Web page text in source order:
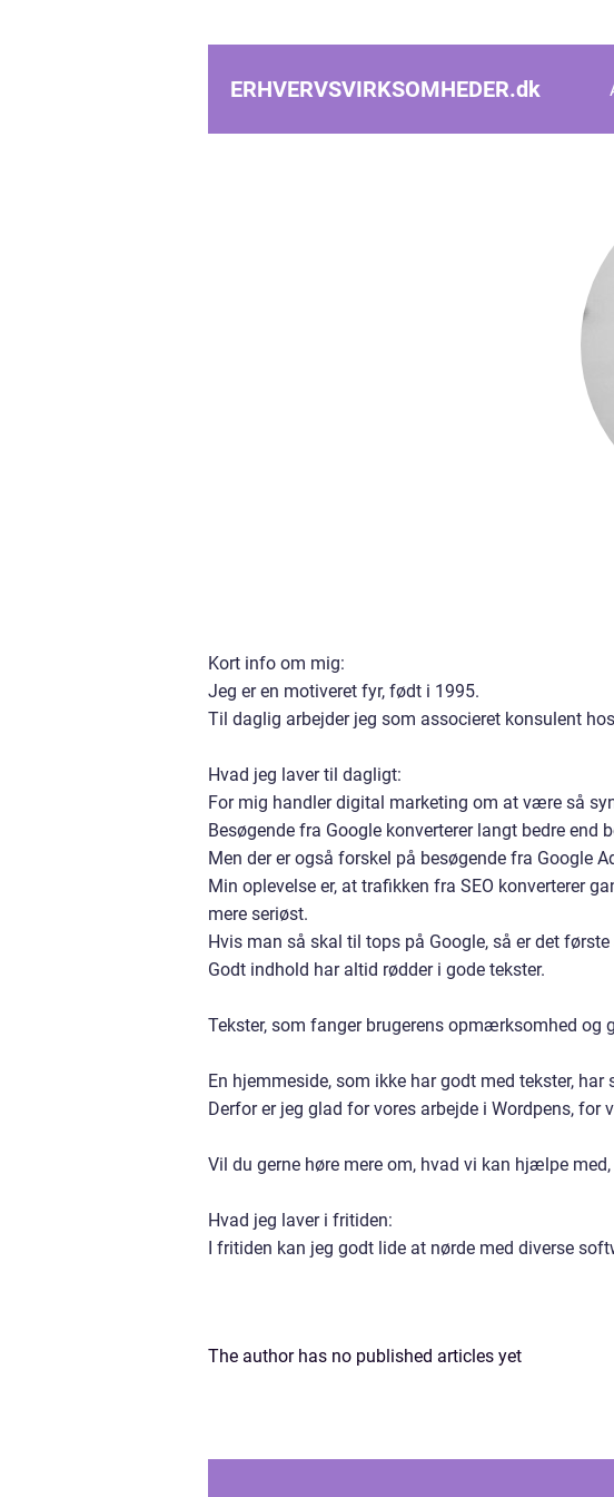
ERHVERVSVIRKSOMHEDER.dk
Kort info om mig:
Jeg er en motiveret fyr, født i 1995.
Til daglig arbejder jeg som associeret konsulent
Hvad jeg laver til dagligt:
For mig handler digital marketing om at være så
Besøgende fra Google konverterer langt bedre end
Men der er også forskel på besøgende fra Google
Min oplevelse er, at trafikken fra SEO konverterer
mere seriøst.
Hvis man så skal til tops på Google, så er det
Godt indhold har altid rødder i gode tekster.
Tekster, som fanger brugerens opmærksomhed
En hjemmeside, som ikke har godt med tekster,
Derfor er jeg glad for vores arbejde i Wordpens,
Vil du gerne høre mere om, hvad vi kan hjælpe
Hvad jeg laver i fritiden:
I fritiden kan jeg godt lide at nørde med diverse
The author has no published articles yet